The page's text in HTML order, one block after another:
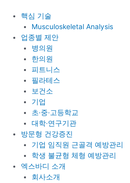
핵심 기술
Musculoskeletal Analysis
업종별 제안
병의원
한의원
피트니스
필라테스
보건소
기업
초·중·고등학교
대학·연구기관
방문형 건강증진
기업 임직원 근골격 예방관리
학생 불균형 체형 예방관리
엑스바디 소개
회사소개